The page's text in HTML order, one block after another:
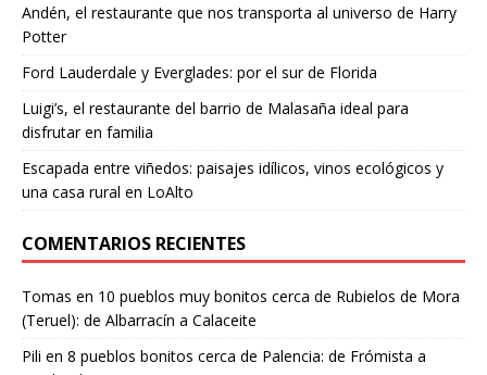
Andén, el restaurante que nos transporta al universo de Harry
Potter
Ford Lauderdale y Everglades: por el sur de Florida
Luigi’s, el restaurante del barrio de Malasaña ideal para
disfrutar en familia
Escapada entre viñedos: paisajes idílicos, vinos ecológicos y
una casa rural en LoAlto
COMENTARIOS RECIENTES
Tomas en 10 pueblos muy bonitos cerca de Rubielos de Mora
(Teruel): de Albarracín a Calaceite
Pili en 8 pueblos bonitos cerca de Palencia: de Frómista a